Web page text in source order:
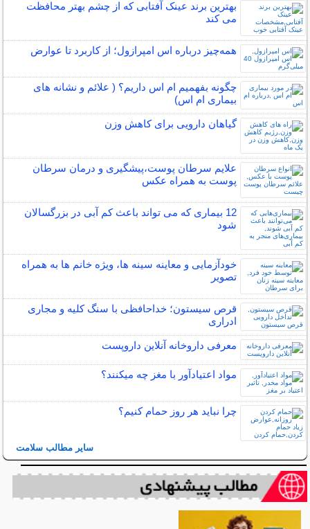
بهترین برند عینک آفتابی که از چشم بهتر محافظت
می کند
همه‌چیز درباره اس امپرازول؛ از کاربرد تا عوارض
چگونه بفهمیم ام اس داریم؟ ( علائم و نشانه های
بیماری ام اس)
گیاهان دارویی برای کاهش وزن
علایم سرطان پوست،پیشگیری و درمان سرطان
پوست به همراه عکس
12 بیماری که می تواند باعث کم آبی در بزرگسالان
شود
خودآزمایی و معاینه سینه ها، ویژه خانم ها به همراه
تصویر
قرص سیستون؛ خداحافظی با سنگ کلیه و مجاری
ادراری
معرفی داروخانه آنلاین داروپست
مواد اعتیادآور با مغز چه میکنند؟
چرا نباید هر روز حمام کنیم؟
سایر مطالب سلامت